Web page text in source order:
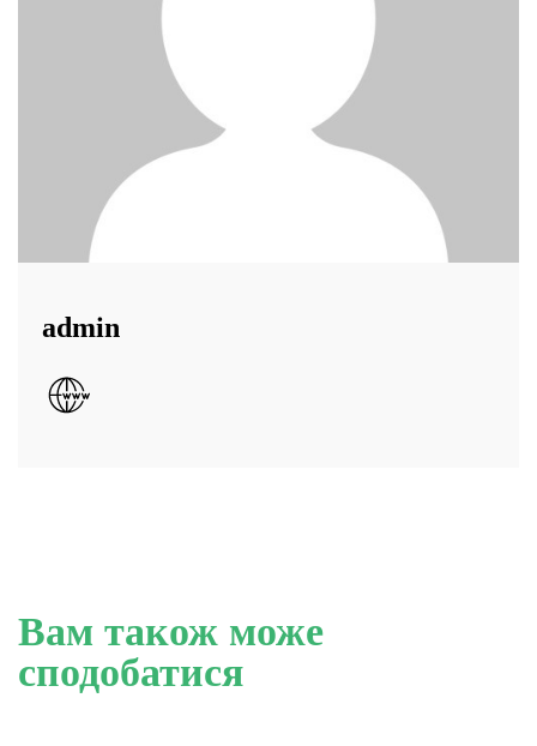
admin
Вам також може
сподобатися